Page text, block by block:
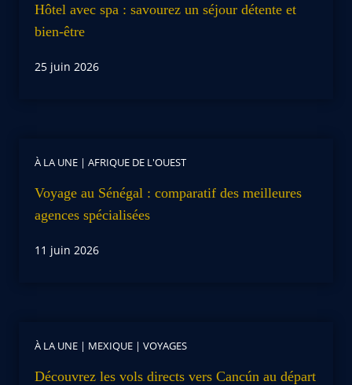
Hôtel avec spa : savourez un séjour détente et
bien-être
25 juin 2026
À LA UNE | AFRIQUE DE L'OUEST
Voyage au Sénégal : comparatif des meilleures
agences spécialisées
11 juin 2026
À LA UNE | MEXIQUE | VOYAGES
Découvrez les vols directs vers Cancún au départ